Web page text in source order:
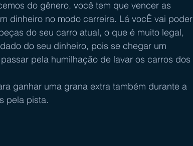
do gênero, você tem que vencer as
dinheiro no modo carreira. Lá vocÊ vai poder
do seu carro atual, o que é muito legal,
do seu dinheiro, pois se chegar um
pela humilhação de lavar os carros dos
ganhar uma grana extra também durante a
pela pista.